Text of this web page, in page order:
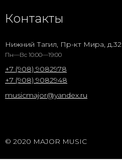
Контакты
Нижний Тагил, Пр-кт Мира, д.32
Пн—Вс 10:00—19:00
+7 (908) 9082978
+7 (908) 9082948
musicmajor@yandex.ru
© 2020 MAJOR MUSIC